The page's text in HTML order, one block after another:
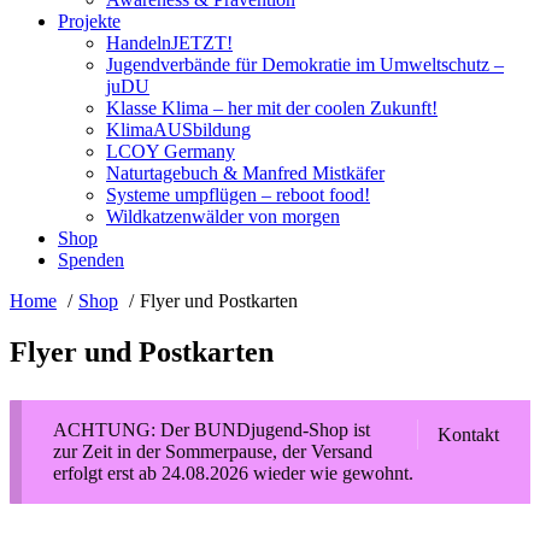
Projekte
HandelnJETZT!
Jugendverbände für Demokratie im Umweltschutz –
juDU
Klasse Klima – her mit der coolen Zukunft!
KlimaAUSbildung
LCOY Germany
Naturtagebuch & Manfred Mistkäfer
Systeme umpflügen – reboot food!
Wildkatzenwälder von morgen
Shop
Spenden
Home
Shop Flyer und Postkarten
Flyer und Postkarten
Kontakt
ACHTUNG: Der BUNDjugend-Shop ist
zur Zeit in der Sommerpause, der Versand
erfolgt erst ab 24.08.2026 wieder wie gewohnt.